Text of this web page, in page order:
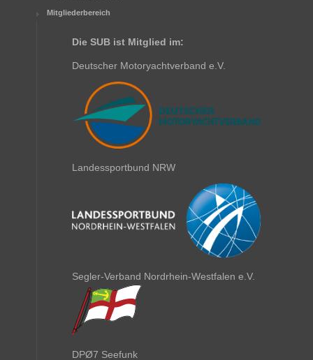
Mitgliederbereich
Die SUB ist Mitglied im:
Deutscher Motoryachtverband e.V.
Landessportbund NRW
Segler-Verband Nordrhein-Westfalen e.V.
DPØ7 Seefunk